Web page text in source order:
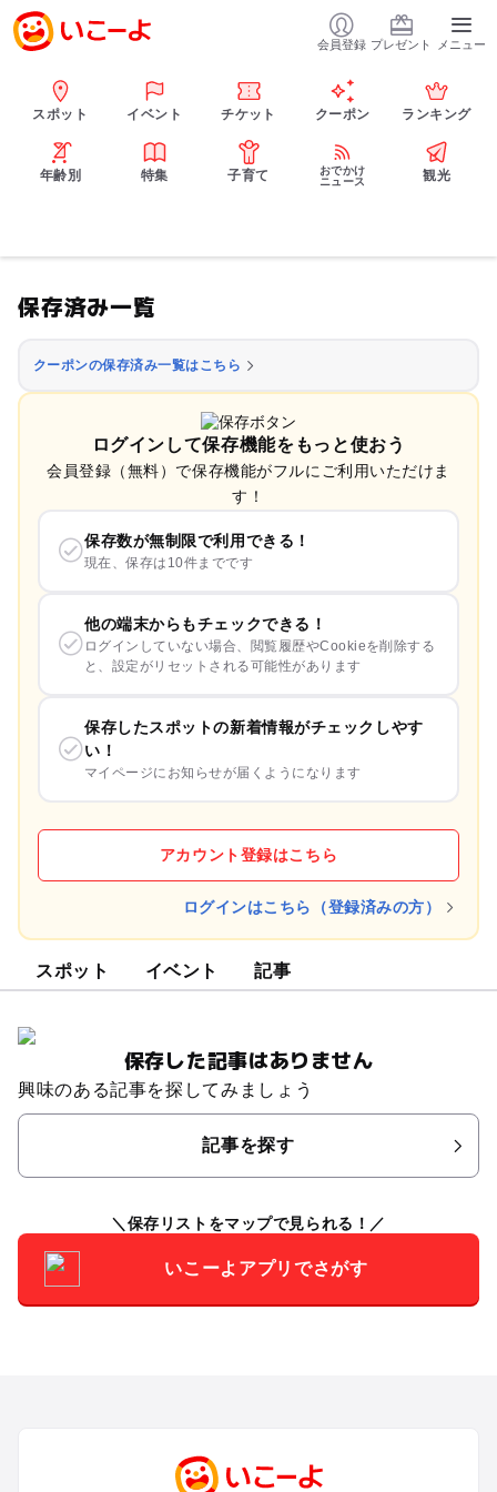
会員登録 プレゼント メニュー
スポット イベント チケット クーポン ランキング
年齢別 特集 子育て
おでかけ
ニュース
観光
保存済み一覧
クーポンの保存済み一覧はこちら
ログインして保存機能をもっと使おう
会員登録（無料）で保存機能がフルにご利用いただけま
す！
保存数が無制限で利用できる！
現在、保存は10件までです
他の端末からもチェックできる！
ログインしていない場合、閲覧履歴やCookieを削除する
と、設定がリセットされる可能性があります
保存したスポットの新着情報がチェックしやす
い！
マイページにお知らせが届くようになります
アカウント登録はこちら
ログインはこちら（登録済みの方）
スポット イベント 記事
保存した記事はありません
興味のある記事を探してみましょう
記事を探す
保存リストをマップで見られる！
いこーよアプリでさがす